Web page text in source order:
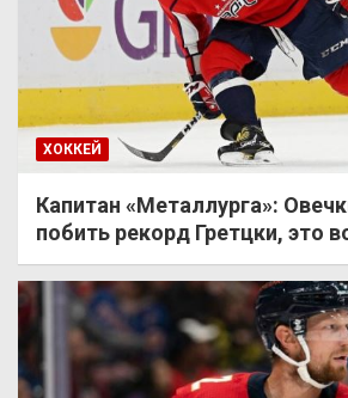
ХОККЕЙ
Капитан «Металлурга»:
побить рекорд Гретцки, это